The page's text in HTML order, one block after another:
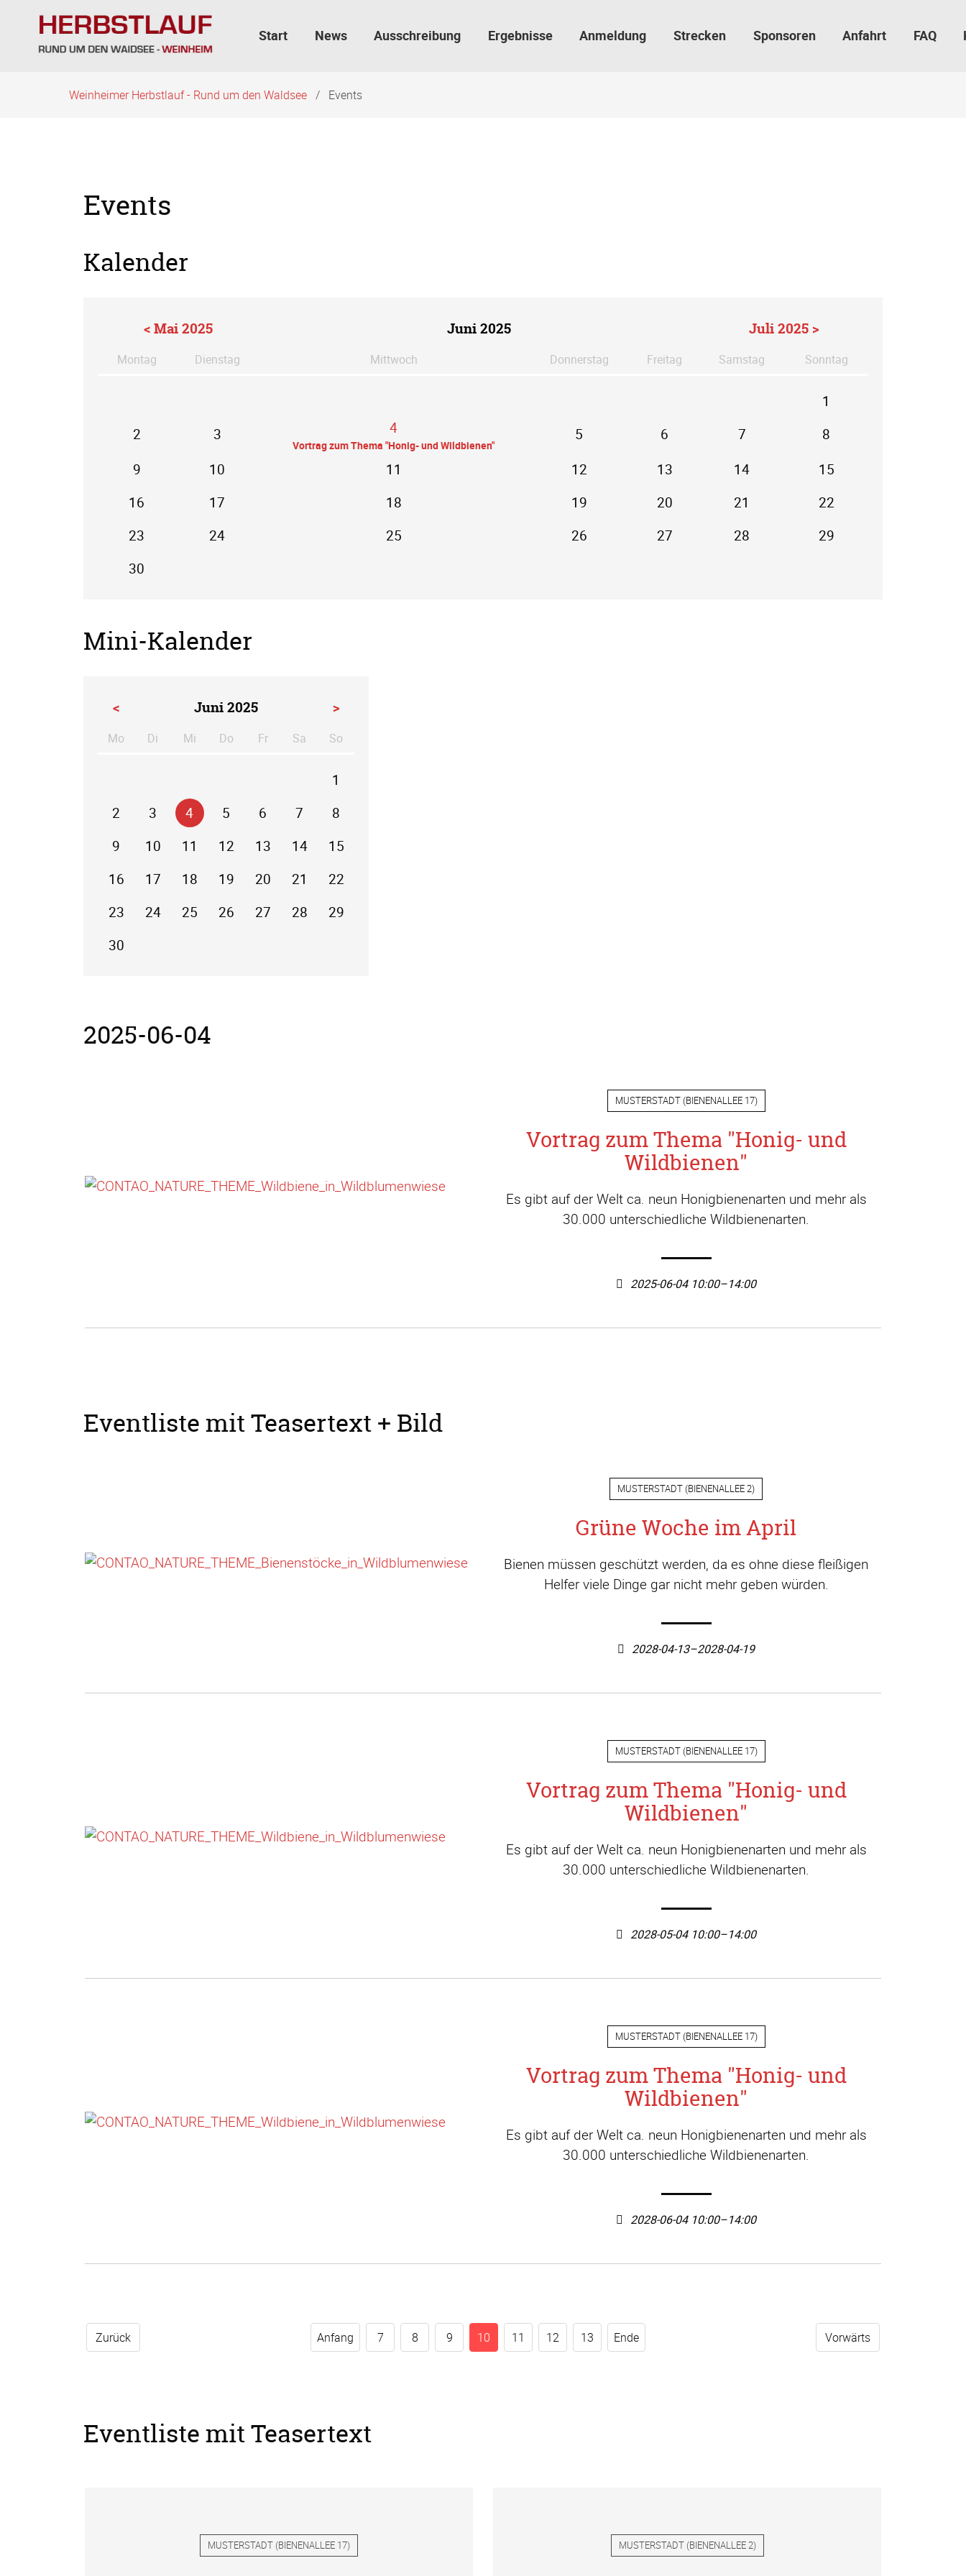
überspringen
Start News Ausschreibung Ergebnisse Anmeldung Strecken Sponsoren Anfahrt FAQ
Weinheimer Herbstlauf - Rund um den Waldsee Events
Events
Kalender
< Mai 2025 Juni 2025 Juli 2025 >
Montag Dienstag Mittwoch Donnerstag Freitag Samstag Sonntag
1
2
3 4
Vortrag zum Thema "Honig- und Wildbienen"
5 6 7
8
9
10 11 12 13 14
15
16
17 18 19 20 21
22
23
24 25 26 27 28
29
30
Mini-Kalender
< Juni 2025 >
Mo ntagDi enstag
Mi ttwoch
Do nnerstag
Fr eitagSa mstag
So
1
2
3 4 5 6 7
8
9
10 11 12 13 14
15
16
17 18 19 20 21
22
23
24 25 26 27 28
29
30
2025-06-04
MUSTERSTADT(BIENENALLEE 17)
Vortrag zum Thema "Honig- und
Wildbienen"
Es gibt auf der Welt ca. neun Honigbienenarten und mehr als
30.000 unterschiedliche Wildbienenarten.
2025-06-04 10:00–14:00
Eventliste mit Teasertext + Bild
MUSTERSTADT (BIENENALLEE 2)
Grüne Woche im April
Bienen müssen geschützt werden, da es ohne diese fleißigen
Helfer viele Dinge gar nicht mehr geben würden.
2028-04-13–2028-04-19
MUSTERSTADT(BIENENALLEE 17)
Vortrag zum Thema "Honig- und
Wildbienen"
Es gibt auf der Welt ca. neun Honigbienenarten und mehr als
30.000 unterschiedliche Wildbienenarten.
2028-05-04 10:00–14:00
MUSTERSTADT(BIENENALLEE 17)
Vortrag zum Thema "Honig- und
Wildbienen"
Es gibt auf der Welt ca. neun Honigbienenarten und mehr als
30.000 unterschiedliche Wildbienenarten.
2028-06-04 10:00–14:00
Zurück Vorwärts
Anfang 7 8 9 10 11 12 13 Ende
Eventliste mit Teasertext
MUSTERSTADT (BIENENALLEE 17) MUSTERSTADT(BIENENALLEE 2)